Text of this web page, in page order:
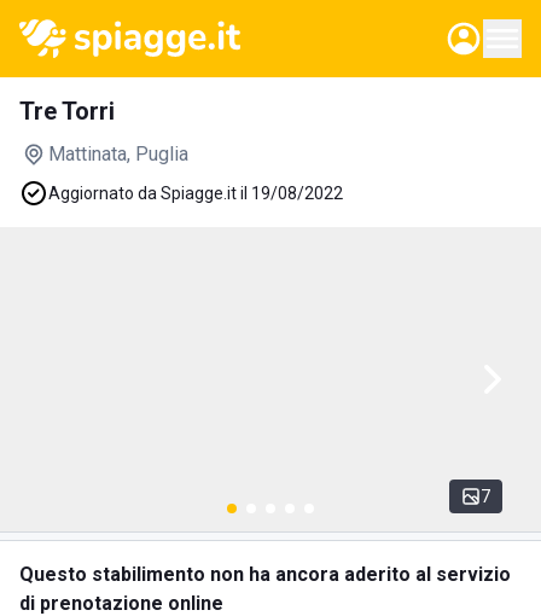
Tre Torri
Mattinata, Puglia
Aggiornato da Spiagge.it il 19/08/2022
7
Questo stabilimento non ha ancora aderito al servizio
di prenotazione online